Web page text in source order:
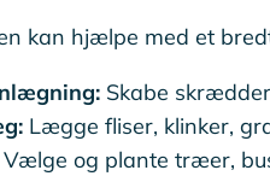
kan hjælpe med et
Skabe
Lægge fliser, klinker,
Vælge og plante træer,